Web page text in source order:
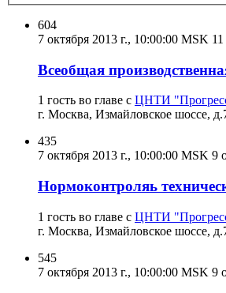
604
7 октября 2013 г., 10:00:00 MSK
Всеобщая
1 гость во главе с ЦНТИ
г. Москва, Измайловское шоссе,
435
7 октября 2013 г., 10:00:00 MSK 9
Нормоконтроляь
1 гость во главе с ЦНТИ
г. Москва, Измайловское шоссе,
545
7 октября 2013 г., 10:00:00 MSK 9